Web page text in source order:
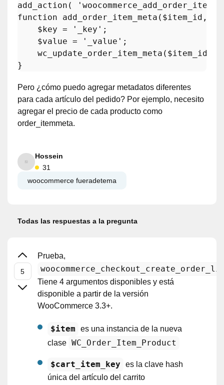
add_action (
function
add_order_item_meta ( $item_id ,
$key = '_key' ;
$value = '_value' ;
wc_update_order_item_meta ( $item_id
Pero ¿cómo puedo agregar metadatos diferentes
para cada artículo del pedido? Por ejemplo, necesito
agregar el precio de cada producto como
order_itemmeta.
Hossein
31
woocommerce fueradetema
Todas las respuestas a la pregunta
Prueba,
Tiene 4 argumentos disponibles y está
disponible a partir de la versión
WooCommerce 3.3+.
$item
es una instancia de la nueva
clase WC_Order_Item_Product
$cart_item_key
es la clave hash
única del artículo del carrito